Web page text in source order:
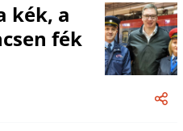
kék, a
fék